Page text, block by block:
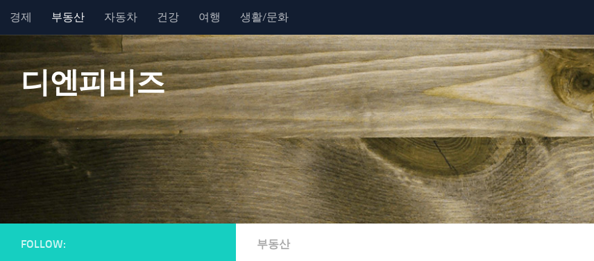
Skip to content
경제 부동산 자동차 건강 여행 생활/문화
디엔피비즈
부동산
FOLLOW: